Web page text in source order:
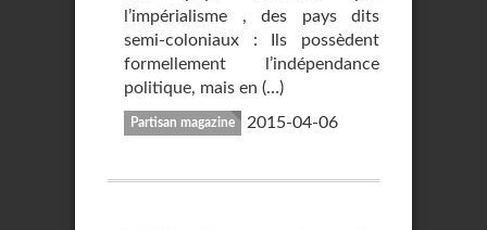
l’impérialisme , des pays dits
semi-coloniaux : Ils possèdent
formellement l’indépendance
politique, mais en (…)
Partisan magazine 2015-04-06